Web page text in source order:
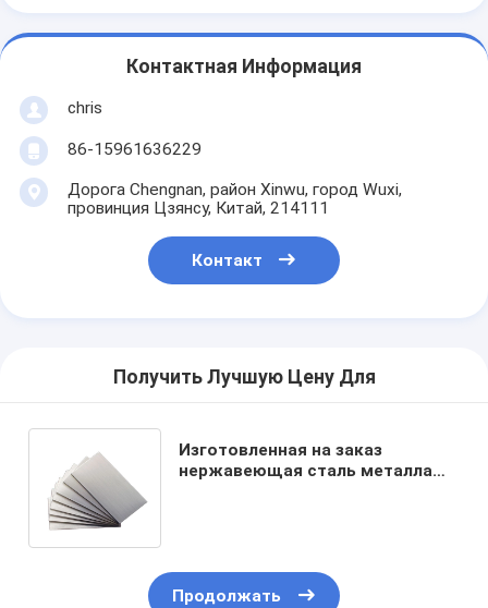
Контактная Информация
chris
86-15961636229
Дорога Chengnan, район Xinwu, город Wuxi,
провинция Цзянсу, Китай, 214111
Контакт
Получить Лучшую Цену Для
Изготовленная на заказ
нержавеющая сталь металла
Продолжать